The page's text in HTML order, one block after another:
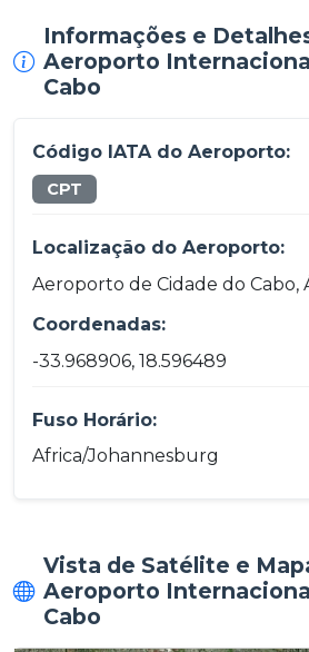
Informações e
Aeroporto
Cabo
Código IATA do Aeroporto:
CPT
Localização do Aeroporto:
Aeroporto de Cidade do Cabo,
Coordenadas:
-33.968906, 18.596489
Fuso Horário:
Africa/Johannesburg
Vista de Satélite e
Aeroporto
Cabo